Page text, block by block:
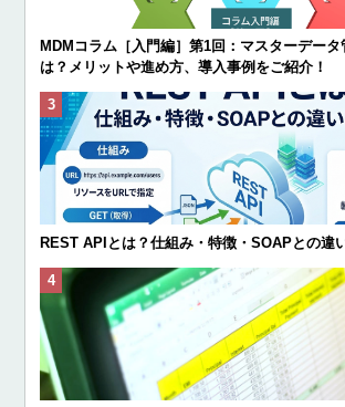
MDMコラム［入門編］第1回：マスターデータ
は？メリットや進め方、導入事例をご紹介！
REST APIとは？仕組み・特徴・SOAPとの違